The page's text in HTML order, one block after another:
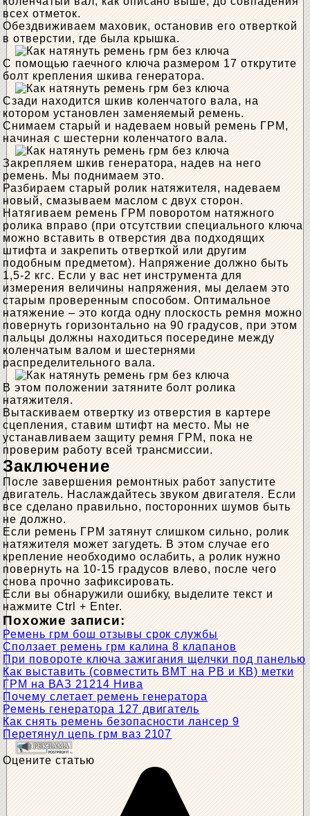
всех отметок.
Обездвиживаем маховик, остановив его отверткой
в ​​отверстии, где была крышка.
С помощью гаечного ключа размером 17 открутите
болт крепления шкива генератора.
Сзади находится шкив коленчатого вала, на
котором установлен заменяемый ремень.
Снимаем старый и надеваем новый ремень ГРМ,
начиная с шестерни коленчатого вала.
Закрепляем шкив генератора, надев на него
ремень. Мы поднимаем это.
Разбираем старый ролик натяжителя, надеваем
новый, смазываем маслом с двух сторон.
Натягиваем ремень ГРМ поворотом натяжного
ролика вправо (при отсутствии специального ключа
можно вставить в отверстия два подходящих
штифта и закрепить отверткой или другим
подобным предметом). Напряжение должно быть
1,5-2 кгс. Если у вас нет инструмента для
измерения величины напряжения, мы делаем это
старым проверенным способом. Оптимальное
натяжение – это когда одну плоскость ремня можно
повернуть горизонтально на 90 градусов, при этом
пальцы должны находиться посередине между
коленчатым валом и шестернями
распределительного вала.
В этом положении затяните болт ролика
натяжителя.
Вытаскиваем отвертку из отверстия в картере
сцепления, ставим штифт на место. Мы не
устанавливаем защиту ремня ГРМ, пока не
проверим работу всей трансмиссии.
Заключение
После завершения ремонтных работ запустите
двигатель. Наслаждайтесь звуком двигателя. Если
все сделано правильно, посторонних шумов быть
не должно.
Если ремень ГРМ затянут слишком сильно, ролик
натяжителя может загудеть. В этом случае его
крепление необходимо ослабить, а ролик нужно
повернуть на 10-15 градусов влево, после чего
снова прочно зафиксировать.
Если вы обнаружили ошибку, выделите текст и
нажмите Ctrl + Enter.
Похожие записи:
Ремень грм бош отзывы срок службы
Сползает ремень грм калина 8 клапанов
При повороте ключа зажигания щелчки под панелью
Как выставить (совместить ВМТ на РВ и КВ) метки
ГРМ на ВАЗ 21214 Нива
Почему слетает ремень генератора
Ремень генератора 127 двигатель
Как снять ремень безопасности лансер 9
Перетянул цепь грм ваз 2107
Оцените статью